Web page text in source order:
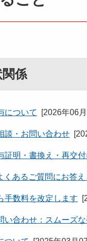
係
について [2026年06
談・お問い合わせ [
証明・書換え・再交
くあるご質問にお答え
手数料を改定します [
い合わせ：スムーズ